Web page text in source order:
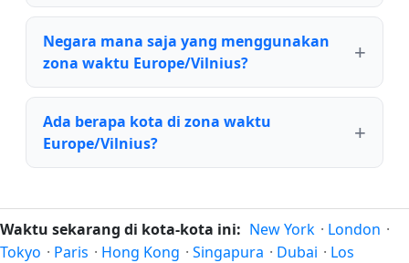
Negara mana saja yang menggunakan
zona waktu Europe/Vilnius?
Ada berapa kota di zona waktu
Europe/Vilnius?
Waktu sekarang di kota-kota ini: New York · London ·
Tokyo · Paris · Hong Kong · Singapura · Dubai · Los